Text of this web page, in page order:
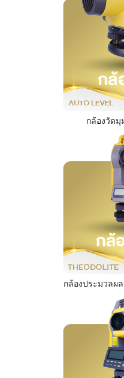
กล้องวัดมุ
กล้องประมวลผล